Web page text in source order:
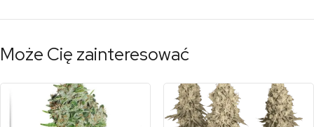
Może Cię zainteresować